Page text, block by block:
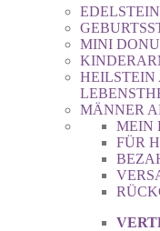
MINI
HEILSTEIN
MÄNNER
MEIN
FÜR